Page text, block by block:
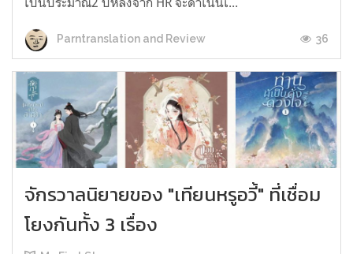
Parntranslation and Review 36
จักรวาลนิยายของ "เทียนหรูอวี้" ที่เชื่อม
โยงกันทั้ง 3 เรื่อง